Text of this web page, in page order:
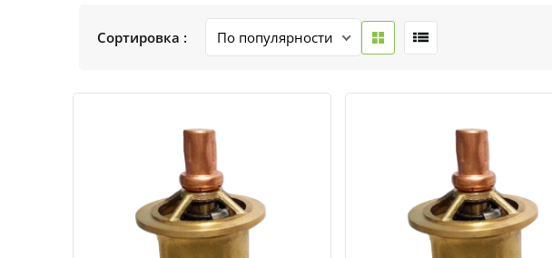
Сортировка :
Быстрый просмотр Быстрый просмотр